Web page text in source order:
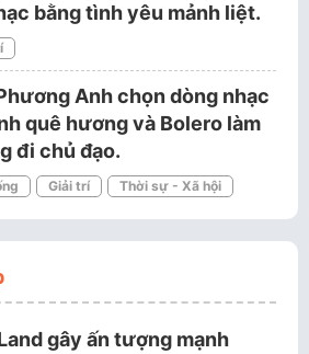
bằng tình yêu mảnh liệt.
Anh chọn dòng nhạc
quê hương và Bolero làm
đi chủ đạo.
Giải trí Thời sự - Xã hội
gây ấn tượng mạnh